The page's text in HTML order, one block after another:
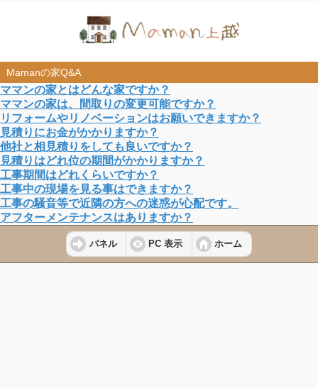
Mamanの家Q&A
ママンの家とはどんな家ですか？
ママンの家は、間取りの変更可能ですか？
リフォームやリノベーションはお願いできますか？
見積りにお金がかかりますか？
他社と相見積りをしても良いですか？
見積りはどれ位の期間がかかりますか？
工事期間はどれくらいですか？
工事中の現場を見る事はできますか？
工事の騒音等で近隣の方への迷惑が心配です。
アフターメンテナンスはありますか？
パネル PC 表示 ホーム